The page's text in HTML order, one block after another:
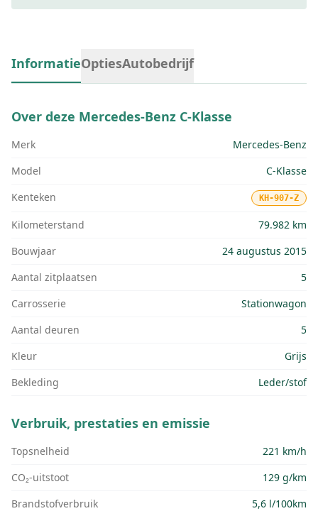
InformatieOptiesAutobedrijf
Over deze Mercedes-Benz C-Klasse
Merk
Mercedes-Benz
Model
C-Klasse
Kenteken
KH-907-Z
Kilometerstand
79.982 km
Bouwjaar
24 augustus 2015
Aantal zitplaatsen
5
Carrosserie
Stationwagon
Aantal deuren
5
Kleur
Grijs
Bekleding
Leder/stof
Verbruik, prestaties en emissie
Topsnelheid
221 km/h
CO₂-uitstoot
129 g/km
Brandstofverbruik
5,6 l/100km